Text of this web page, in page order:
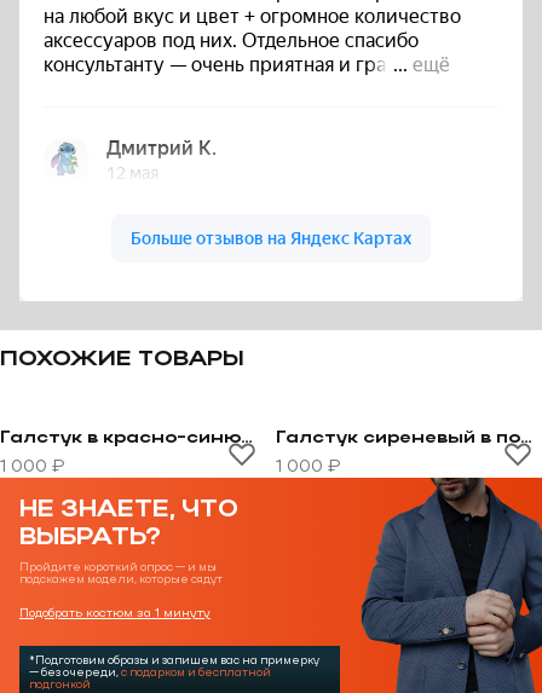
ПОХОЖИЕ ТОВАРЫ
Перейти к товару Галстук в красно-синюю полоску
Галстук в красно-синюю полоску
1 000 ₽
Перейти к товару
Галстук сиреневый в полоску
1 000 ₽
НЕ ЗНАЕТЕ, ЧТО
ВЫБРАТЬ?
Пройдите короткий опрос — и мы
подскажем модели, которые сядут
Подобрать костюм за 1 минуту
*Подготовим образы и запишем вас на примерку
— без очереди, с подарком и бесплатной
подгонкой